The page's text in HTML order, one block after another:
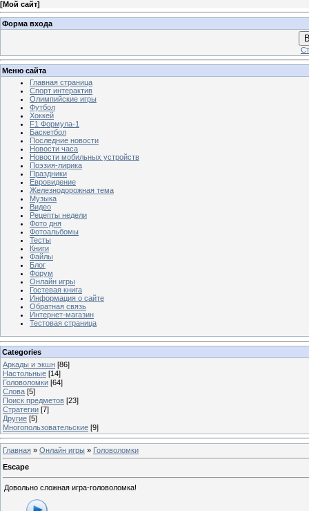
[Мой сайт]
Форма входа
Меню сайта
Главная страница
Спорт интерактив
Олимпийские игры
Футбол
Хоккей
F1 Формула-1
Баскетбол
Последние новости
Новости часа
Новости мобильных устройств
Поэзия-лирика
Праздники
Евровидение
Железнодорожная тема
Музыка
Видео
Рецепты недели
Фото дня
Фотоальбомы
Тесты
Книги
Файлы
Блог
Форум
Онлайн игры
Гостевая книга
Информация о сайте
Обратная связь
Интернет-магазин
Тестовая страница
Categories
Аркады и экшн [86]
Настольные [14]
Головоломки [64]
Слова [5]
Поиск предметов [23]
Стратегии [7]
Другие [5]
Многопользовательские [9]
Главная » Онлайн игры » Головоломки
Escape
Довольно сложная игра-головоломка!